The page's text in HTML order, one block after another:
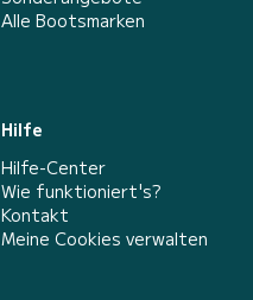
Alle Bootsmarken
Hilfe
Hilfe-Center
Wie funktioniert's?
Kontakt
Meine Cookies verwalten